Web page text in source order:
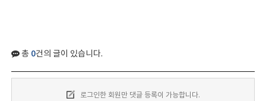
총 0건의 글이 있습니다.
로그인한 회원만 댓글 등록이 가능합니다.